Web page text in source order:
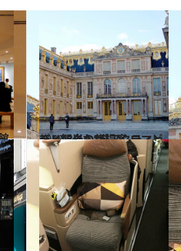
2018.8.4
パリ観光の新提案 ロマンティックな“城アクティビティ”
旅＆お出かけ